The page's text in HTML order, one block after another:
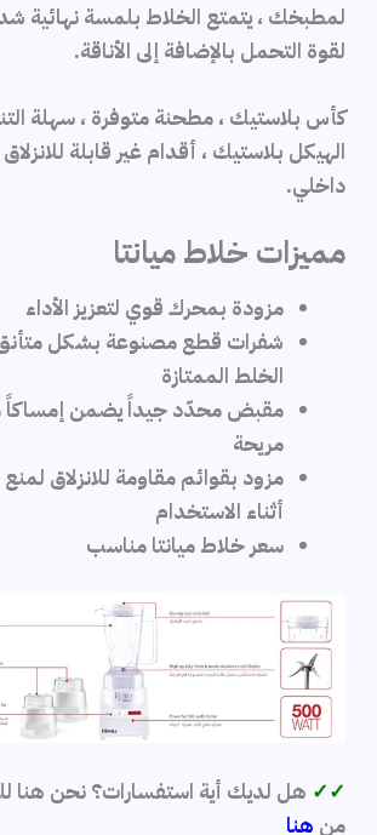
لمطبخك ، يتمتع الخلاط بلمسة نهائية
لقوة التحمل بالإضافة إلى الأناقة.
كأس بلاستيك ، مطحنة متوفرة ، سهلة
الهيكل بلاستيك ، أقدام غير قابلة
داخلي.
مميزات خلاط ميانتا
مزودة بمحرك قوي لتعزيز الأداء
شفرات قطع مصنوعة بشكل متأنق
الخلط الممتازة
مقبض محدّد جيداً يضمن إمساكاً
مريحة
مزود بقوائم مقاومة للانزلاق
أثناء الاستخدام
سعر خلاط ميانتا مناسب
✓✓ هل لديك أية استفسارات؟ نحن هنا
من هنا